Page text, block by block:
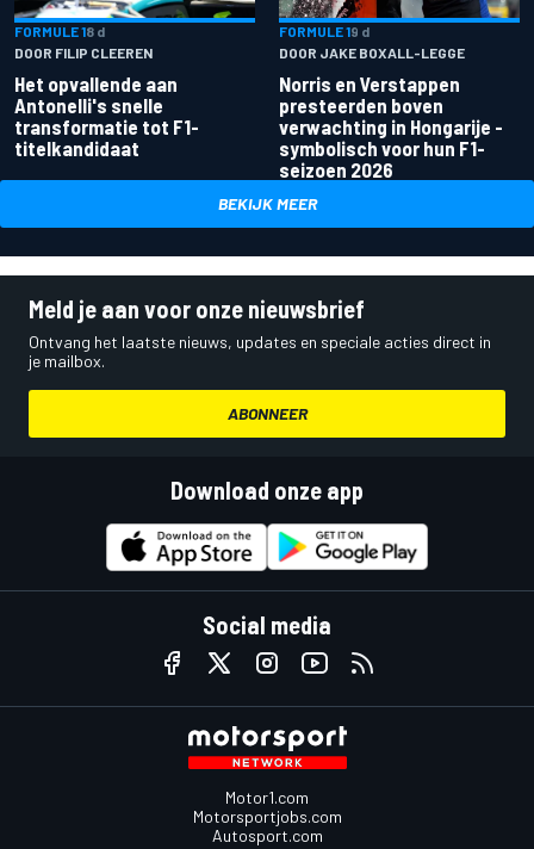
FORMULE 18 d
DOOR FILIP CLEEREN
Het opvallende aan
Antonelli's snelle
transformatie tot F1-
titelkandidaat
FORMULE 19 d
DOOR JAKE BOXALL-LEGGE
Norris en Verstappen
presteerden boven
verwachting in Hongarije -
symbolisch voor hun F1-
seizoen 2026
BEKIJK MEER
Meld je aan voor onze nieuwsbrief
Ontvang het laatste nieuws, updates en speciale acties direct in
je mailbox.
ABONNEER
Download onze app
Social media
Motor1.com
Motorsportjobs.com
Autosport.com